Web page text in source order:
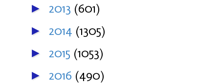
► 2013 (601)
► 2014 (1305)
► 2015 (1053)
► 2016 (490)